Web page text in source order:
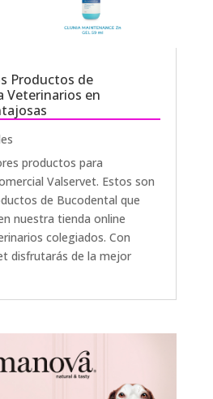
Productos de
Veterinarios en
productos para
Valservet. Estos son
de Bucodental que
nuestra tienda online
colegiados. Con
disfrutarás de la mejor